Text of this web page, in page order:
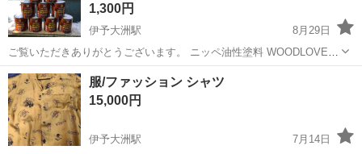
1,300円
伊予大洲駅
8月29日
ご覧いただきありがとうございます。 ニッペ油性塗料 WOODLOVE
ウレタンニス つや消しクリア750ml 1本価格 100本程あります。
愛媛 大洲市
服/ファッション シャツ
15,000円
伊予大洲駅 7月14日